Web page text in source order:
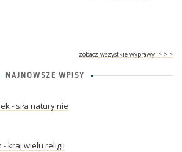
zobacz wszystkie wyprawy > > >
NAJNOWSZE WPISY
- siła natury nie
- kraj wielu religii